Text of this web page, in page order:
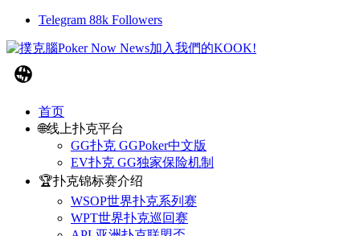
Telegram 88k Followers
首页
🌐线上扑克平台
GG扑克 GGPoker中文版
EV扑克 GG独家保险机制
🏆扑克锦标赛介绍
WSOP世界扑克系列赛
WPT世界扑克巡回赛